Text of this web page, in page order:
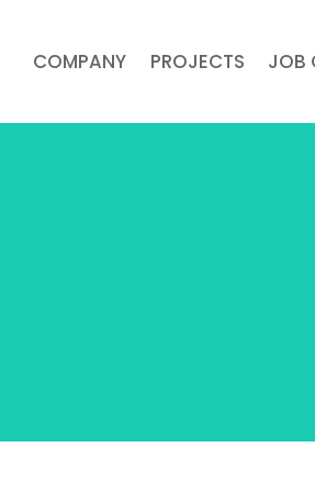
COMPANY PROJECTS JOB